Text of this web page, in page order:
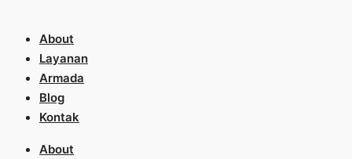
About
Layanan
Armada
Blog
Kontak
About